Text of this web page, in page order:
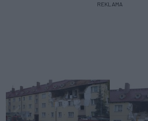
REKLAMA